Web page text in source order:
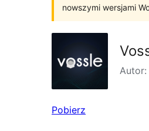
nowszymi wersjami
Autor:
Pobierz